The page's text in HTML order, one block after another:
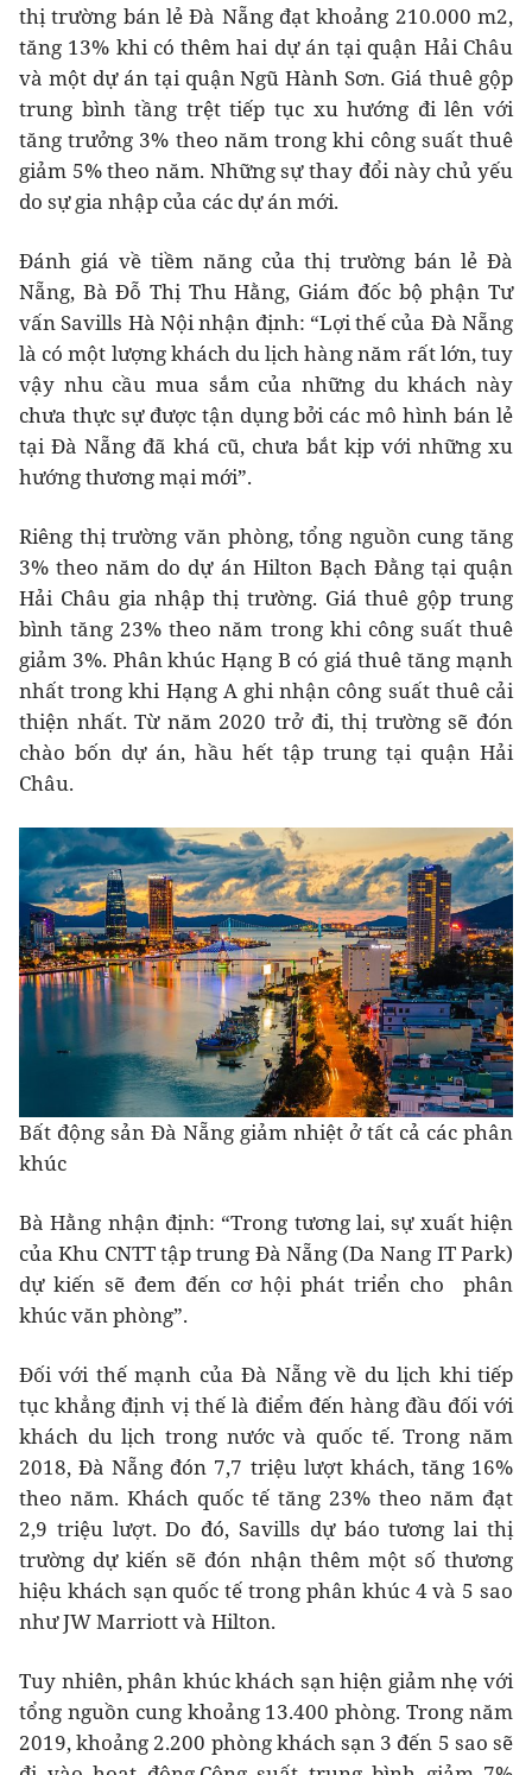
thị trường bán lẻ Đà Nẵng đạt khoảng 210.000 m2,
tăng 13% khi có thêm hai dự án tại quận Hải Châu
và một dự án tại quận Ngũ Hành Sơn. Giá thuê gộp
trung bình tầng trệt tiếp tục xu hướng đi lên với
tăng trưởng 3% theo năm trong khi công suất thuê
giảm 5% theo năm. Những sự thay đổi này chủ yếu
do sự gia nhập của các dự án mới.
Đánh giá về tiềm năng của thị trường bán lẻ Đà
Nẵng, Bà Đỗ Thị Thu Hằng, Giám đốc bộ phận Tư
vấn Savills Hà Nội nhận định: “Lợi thế của Đà Nẵng
là có một lượng khách du lịch hàng năm rất lớn, tuy
vậy nhu cầu mua sắm của những du khách này
chưa thực sự được tận dụng bởi các mô hình bán lẻ
tại Đà Nẵng đã khá cũ, chưa bắt kịp với những xu
hướng thương mại mới”.
Riêng thị trường văn phòng, tổng nguồn cung tăng
3% theo năm do dự án Hilton Bạch Đằng tại quận
Hải Châu gia nhập thị trường. Giá thuê gộp trung
bình tăng 23% theo năm trong khi công suất thuê
giảm 3%. Phân khúc Hạng B có giá thuê tăng mạnh
nhất trong khi Hạng A ghi nhận công suất thuê cải
thiện nhất. Từ năm 2020 trở đi, thị trường sẽ đón
chào bốn dự án, hầu hết tập trung tại quận Hải
Châu.
Bất động sản Đà Nẵng giảm nhiệt ở tất cả các phân
khúc
Bà Hằng nhận định: “Trong tương lai, sự xuất hiện
của Khu CNTT tập trung Đà Nẵng (Da Nang IT Park)
dự kiến sẽ đem đến cơ hội phát triển cho phân
khúc văn phòng”.
Đối với thế mạnh của Đà Nẵng về du lịch khi tiếp
tục khẳng định vị thế là điểm đến hàng đầu đối với
khách du lịch trong nước và quốc tế. Trong năm
2018, Đà Nẵng đón 7,7 triệu lượt khách, tăng 16%
theo năm. Khách quốc tế tăng 23% theo năm đạt
2,9 triệu lượt. Do đó, Savills dự báo tương lai thị
trường dự kiến sẽ đón nhận thêm một số thương
hiệu khách sạn quốc tế trong phân khúc 4 và 5 sao
như JW Marriott và Hilton.
Tuy nhiên, phân khúc khách sạn hiện giảm nhẹ với
tổng nguồn cung khoảng 13.400 phòng. Trong năm
2019, khoảng 2.200 phòng khách sạn 3 đến 5 sao sẽ